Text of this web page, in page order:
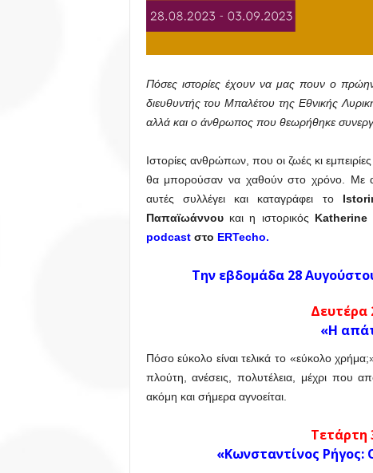
Πόσες ιστορίες έχουν να μας πουν ο
διευθυντής του Μπαλέτου της Εθνικής
αλλά και ο άνθρωπος που θεωρήθηκε
Ιστορίες ανθρώπων, που οι ζωές κι
θα μπορούσαν να χαθούν στο χρόνο. Με
αυτές συλλέγει και καταγράφει το
Παπαϊωάννουκαι η ιστορικός Katherine
podcastστο ERTecho.
Την εβδομάδα 28
Δευτέρα
«Η
Πόσο εύκολο είναι τελικά το «εύκολο
πλούτη, ανέσεις, πολυτέλεια, μέχρι που
ακόμη και σήμερα αγνοείται.
Τετάρτη
«Κωνσταντίνος Ρήγος: